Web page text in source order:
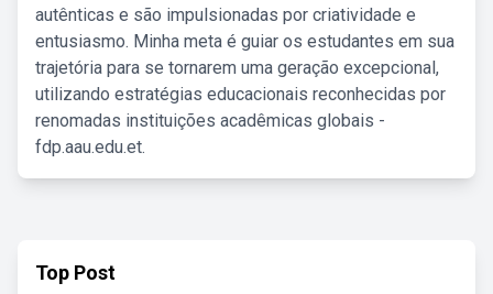
autênticas e são impulsionadas por criatividade e
entusiasmo. Minha meta é guiar os estudantes em sua
trajetória para se tornarem uma geração excepcional,
utilizando estratégias educacionais reconhecidas por
renomadas instituições acadêmicas globais -
fdp.aau.edu.et.
Top Post